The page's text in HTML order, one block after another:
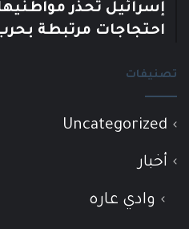
إسرائيل تحذر
احتجاجات مرتبطة
تصنيفات
Uncategorized
أخبار
وادي عاره